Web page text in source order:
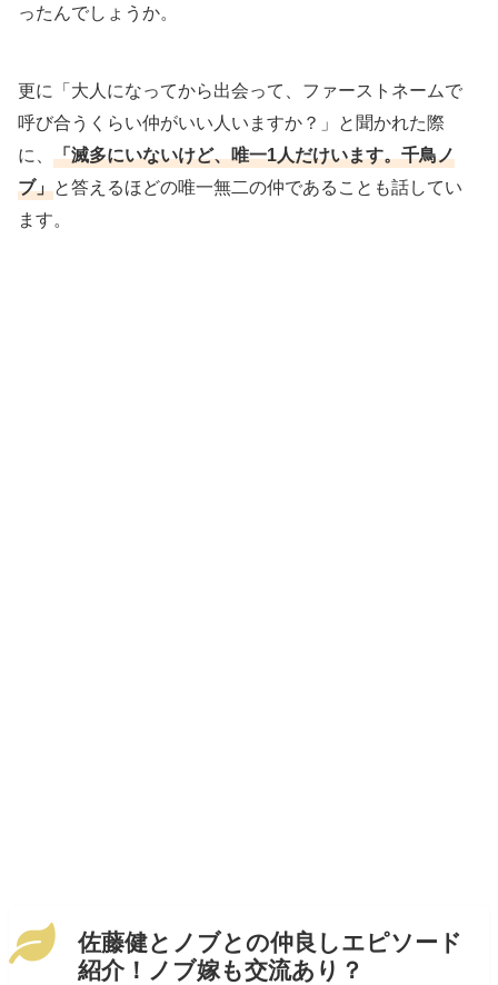
ったんでしょうか。
更に「大人になってから出会って、ファーストネームで
呼び合うくらい仲がいい人いますか？」と聞かれた際
に、「滅多にいないけど、唯一1人だけいます。千鳥ノ
ブ」と答えるほどの唯一無二の仲であることも話してい
ます。
佐藤健とノブとの仲良しエピソード
紹介！ノブ嫁も交流あり？